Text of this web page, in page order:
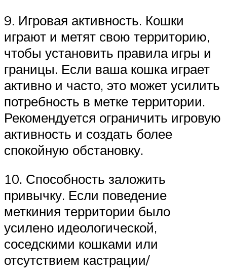
9. Игровая активность. Кошки
играют и метят свою территорию,
чтобы установить правила игры и
границы. Если ваша кошка играет
активно и часто, это может усилить
потребность в метке территории.
Рекомендуется ограничить игровую
активность и создать более
спокойную обстановку.
10. Способность заложить
привычку. Если поведение
меткиния территории было
усилено идеологической,
соседскими кошками или
отсутствием кастрации/